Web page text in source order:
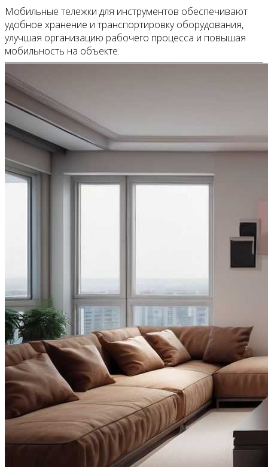
Мобильные тележки для инструментов обеспечивают
удобное хранение и транспортировку оборудования,
улучшая организацию рабочего процесса и повышая
мобильность на объекте.